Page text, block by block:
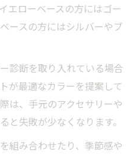
エローベースの方にはゴー
ースの方にはシルバーやブ
診断を取り入れている場合
が最適なカラーを提案して
は、手元のアクセサリーや
と失敗が少なくなります。
組み合わせたり、季節感や